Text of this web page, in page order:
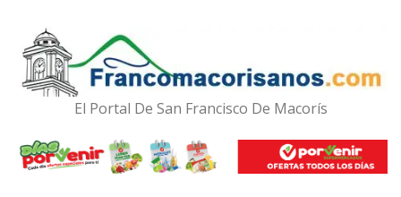
El Portal De San Francisco De Macorís